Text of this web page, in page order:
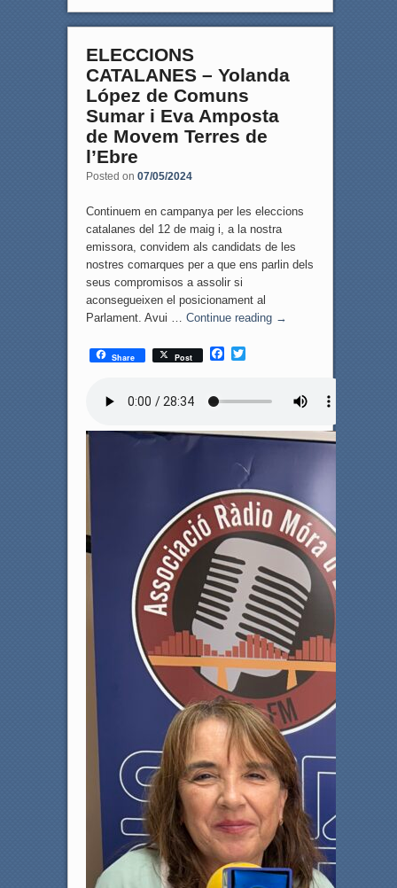
ELECCIONS
CATALANES – Yolanda
López de Comuns
Sumar i Eva Amposta
de Movem Terres de
l’Ebre
Posted on 07/05/2024
Continuem en campanya per les eleccions
catalanes del 12 de maig i, a la nostra
emissora, convidem als candidats de les
nostres comarques per a que ens parlin dels
seus compromisos a assolir si
aconsegueixen el posicionament al
Parlament. Avui … Continue reading →
Share Post
F
o
T
r